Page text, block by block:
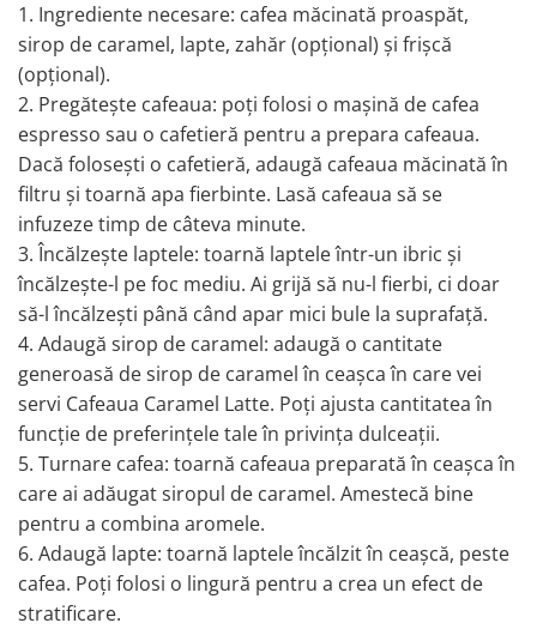
1. Ingrediente necesare: cafea măcinată proaspăt,
sirop de caramel, lapte, zahăr (opțional) și frișcă
(opțional).
2. Pregătește cafeaua: poți folosi o mașină de cafea
espresso sau o cafetieră pentru a prepara cafeaua.
Dacă folosești o cafetieră, adaugă cafeaua măcinată în
filtru și toarnă apa fierbinte. Lasă cafeaua să se
infuzeze timp de câteva minute.
3. Încălzește laptele: toarnă laptele într-un ibric și
încălzește-l pe foc mediu. Ai grijă să nu-l fierbi, ci doar
să-l încălzești până când apar mici bule la suprafață.
4. Adaugă sirop de caramel: adaugă o cantitate
generoasă de sirop de caramel în ceașca în care vei
servi Cafeaua Caramel Latte. Poți ajusta cantitatea în
funcție de preferințele tale în privința dulceații.
5. Turnare cafea: toarnă cafeaua preparată în ceașca în
care ai adăugat siropul de caramel. Amestecă bine
pentru a combina aromele.
6. Adaugă lapte: toarnă laptele încălzit în ceașcă, peste
cafea. Poți folosi o lingură pentru a crea un efect de
stratificare.